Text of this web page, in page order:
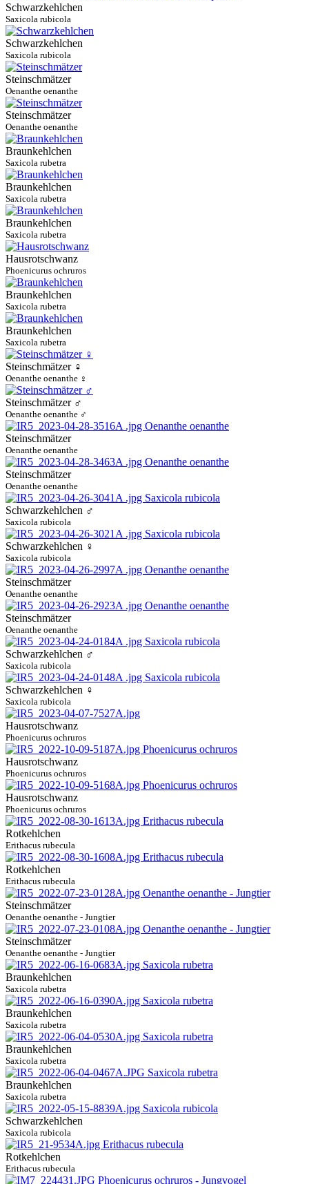
Schwarzkehlchen
Saxicola rubicola
Schwarzkehlchen
Saxicola rubicola
Steinschmätzer
Oenanthe oenanthe
Steinschmätzer
Oenanthe oenanthe
Braunkehlchen
Saxicola rubetra
Braunkehlchen
Saxicola rubetra
Braunkehlchen
Saxicola rubetra
Hausrotschwanz
Phoenicurus ochruros
Braunkehlchen
Saxicola rubetra
Braunkehlchen
Saxicola rubetra
Steinschmätzer ♀
Oenanthe oenanthe ♀
Steinschmätzer ♂
Oenanthe oenanthe ♂
Steinschmätzer
Oenanthe oenanthe
Steinschmätzer
Oenanthe oenanthe
Schwarzkehlchen ♂
Saxicola rubicola
Schwarzkehlchen ♀
Saxicola rubicola
Steinschmätzer
Oenanthe oenanthe
Steinschmätzer
Oenanthe oenanthe
Schwarzkehlchen ♂
Saxicola rubicola
Schwarzkehlchen ♀
Saxicola rubicola
Hausrotschwanz
Phoenicurus ochruros
Hausrotschwanz
Phoenicurus ochruros
Hausrotschwanz
Phoenicurus ochruros
Rotkehlchen
Erithacus rubecula
Rotkehlchen
Erithacus rubecula
Steinschmätzer
Oenanthe oenanthe - Jungtier
Steinschmätzer
Oenanthe oenanthe - Jungtier
Braunkehlchen
Saxicola rubetra
Braunkehlchen
Saxicola rubetra
Braunkehlchen
Saxicola rubetra
Braunkehlchen
Saxicola rubetra
Schwarzkehlchen
Saxicola rubicola
Rotkehlchen
Erithacus rubecula